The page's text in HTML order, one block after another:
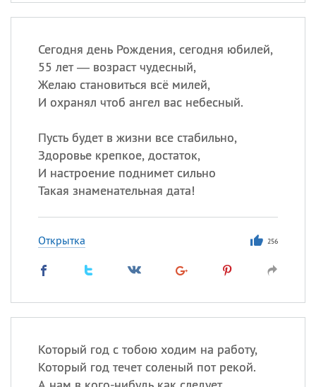
Сегодня день Рождения, сегодня юбилей,
55 лет — возраст чудесный,
Желаю становиться всё милей,
И охранял чтоб ангел вас небесный.
Пусть будет в жизни все стабильно,
Здоровье крепкое, достаток,
И настроение поднимет сильно
Такая знаменательная дата!
Открытка 256
Который год с тобою ходим на работу,
Который год течет соленый пот рекой.